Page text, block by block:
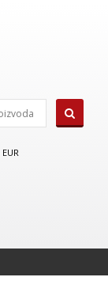
EUR